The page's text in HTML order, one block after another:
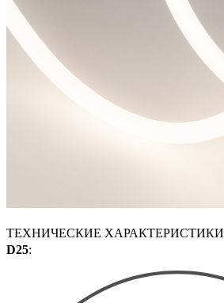
ТЕХНИЧЕСКИЕ ХАРАКТЕРИСТИКИ
D25: